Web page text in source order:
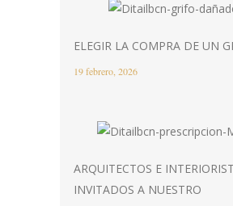
ELEGIR LA COMPRA DE UN
19 febrero, 2026
ARQUITECTOS E
INVITADOS A NUESTRO